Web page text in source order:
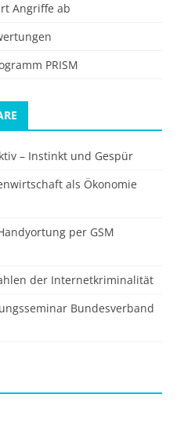
Angriffe ab
PRISM
– Instinkt und Gespür
als Ökonomie
per GSM
der Internetkriminalität
Bundesverband